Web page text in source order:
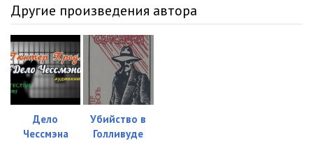
Другие произведения автора
Дело
Чессмэна
Убийство в
Голливуде